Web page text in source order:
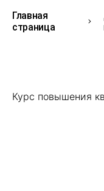
Главная
страница
Курс повышения